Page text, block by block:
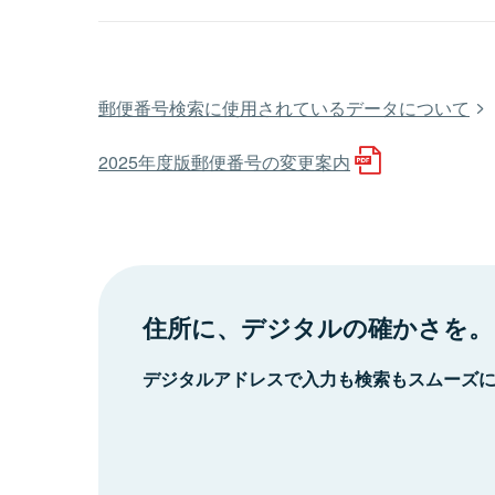
郵便番号検索に使用されているデータについて
2025年度版郵便番号の変更案内
住所に、デジタルの確かさを。
デジタルアドレスで入力も検索もスムーズ